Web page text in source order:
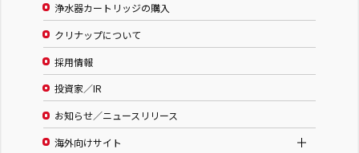
浄水器カートリッジの購入
クリナップについて
採用情報
投資家／IR
お知らせ／ニュースリリース
海外向けサイト